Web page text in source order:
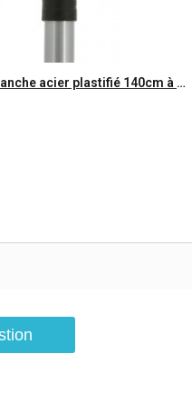
Aperçu rapide Manche acier plastifié 140cm à vis